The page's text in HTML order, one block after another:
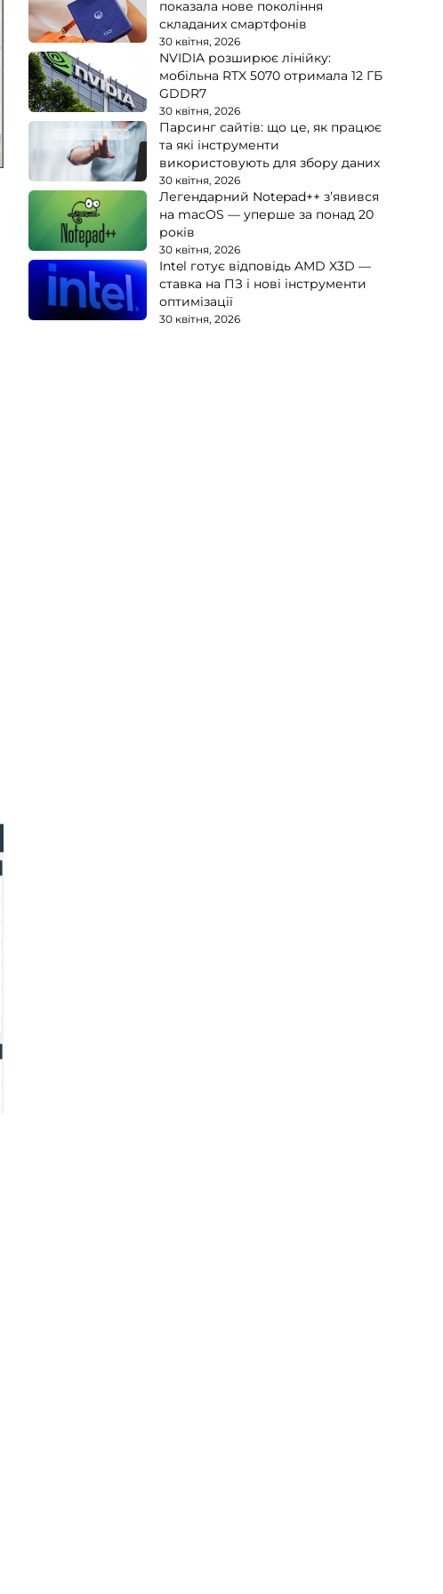
показала нове покоління
складаних смартфонів
30 квітня, 2026
NVIDIA розширює лінійку:
мобільна RTX 5070 отримала 12 ГБ
GDDR7
30 квітня, 2026
Парсинг сайтів: що це, як працює
та які інструменти
використовують для збору даних
30 квітня, 2026
Легендарний Notepad++ з’явився
на macOS — уперше за понад 20
років
30 квітня, 2026
Intel готує відповідь AMD X3D —
ставка на ПЗ і нові інструменти
оптимізації
30 квітня, 2026